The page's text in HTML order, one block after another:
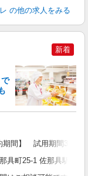
の他の求人をみる
新着
間】 試用期間3カ月
具町25-1 佐那具駅か